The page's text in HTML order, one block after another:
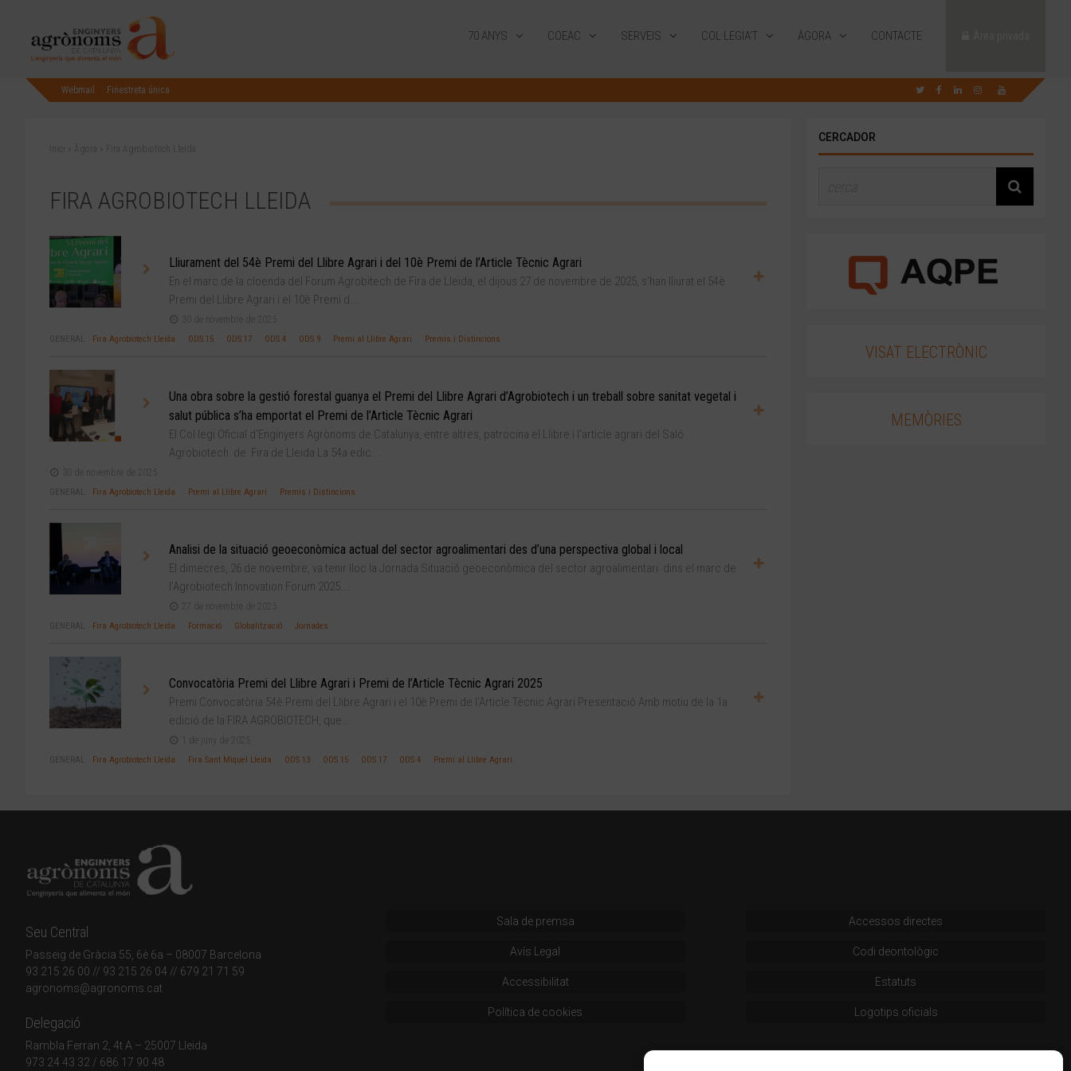
70 ANYS COEAC SERVEIS COL·LEGIA’T ÀGORA CONTACTE
Webmail Finestreta única
Inici Àgora Fira Agrobiotech Lleida
FIRA AGROBIOTECH LLEIDA
Lliurament del 54è Premi del Llibre Agrari i del 10è Premi de l’Article Tècnic Agrari
En el marc de la cloenda del Forum Agrobitech de Fira de Lleida, el dijous 27 de novembre de 2025, s’han lliurat el 54è
Premi del Llibre Agrari i el 10è Premi d...
30 de novembre de 2025
GENERAL Fira Agrobiotech Lleida ODS 15 ODS 17 ODS 4 ODS 9 Premi al Llibre Agrari Premis i Distincions
Una obra sobre la gestió forestal guanya el Premi del Llibre Agrari d’Agrobiotech i un treball sobre sanitat vegetal i
salut pública s’ha emportat el Premi de l’Article Tècnic Agrari
El Col·legi Oficial d’Enginyers Agrònoms de Catalunya, entre altres, patrocina el Llibre i l’article agrari del Saló
Agrobiotech de Fira de Lleida La 54a edic...
30 de novembre de 2025
GENERAL Fira Agrobiotech Lleida Premi al Llibre Agrari Premis i Distincions
Analisi de la situació geoeconòmica actual del sector agroalimentari des d’una perspectiva global i local
El dimecres, 26 de novembre, va tenir lloc la Jornada Situació geoeconòmica del sector agroalimentari dins el marc de
l’Agrobiotech Innovation Forum 2025...
27 de novembre de 2025
GENERAL Fira Agrobiotech Lleida Formació Globalització Jornades
Convocatòria Premi del Llibre Agrari i Premi de l’Article Tècnic Agrari 2025
Premi Convocatòria 54è Premi del Llibre Agrari i el 10è Premi de l’Article Tècnic Agrari Presentació Amb motiu de la 1a
edició de la FIRA AGROBIOTECH, que...
1 de juny de 2025
GENERAL Fira Agrobiotech Lleida Fira Sant Miquel Lleida ODS 13 ODS 15 ODS 17 ODS 4 Premi al Llibre Agrari
CERCADOR
VISAT ELECTRÒNIC
MEMÒRIES
Seu Central
Passeig de Gràcia 55, 6è 6a – 08007 Barcelona
93 215 26 00 // 93 215 26 04 // 679 21 71 59
agronoms@agronoms.cat
Delegació
Rambla Ferran 2, 4t A – 25007 Lleida
973 24 43 32 / 686 17 90 48
Sala de premsa
Avís Legal
Accessibilitat
Política de cookies
Accessos directes
Codi deontològic
Estatuts
Logotips oficials